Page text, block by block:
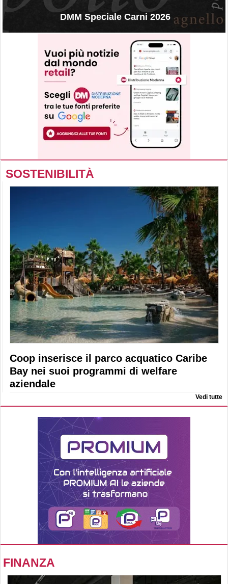
DMM Speciale Carni 2026
SOSTENIBILITÀ
Coop inserisce il parco acquatico Caribe
Bay nei suoi programmi di welfare
aziendale
Vedi tutte
FINANZA